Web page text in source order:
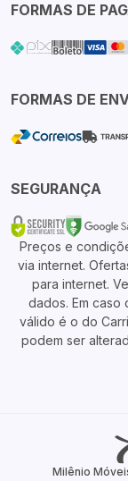
FORMAS DE
FORMAS DE
SEGURANÇA
Preços e
via internet.
para internet.
dados. Em
válido é o do
podem ser
Milênio